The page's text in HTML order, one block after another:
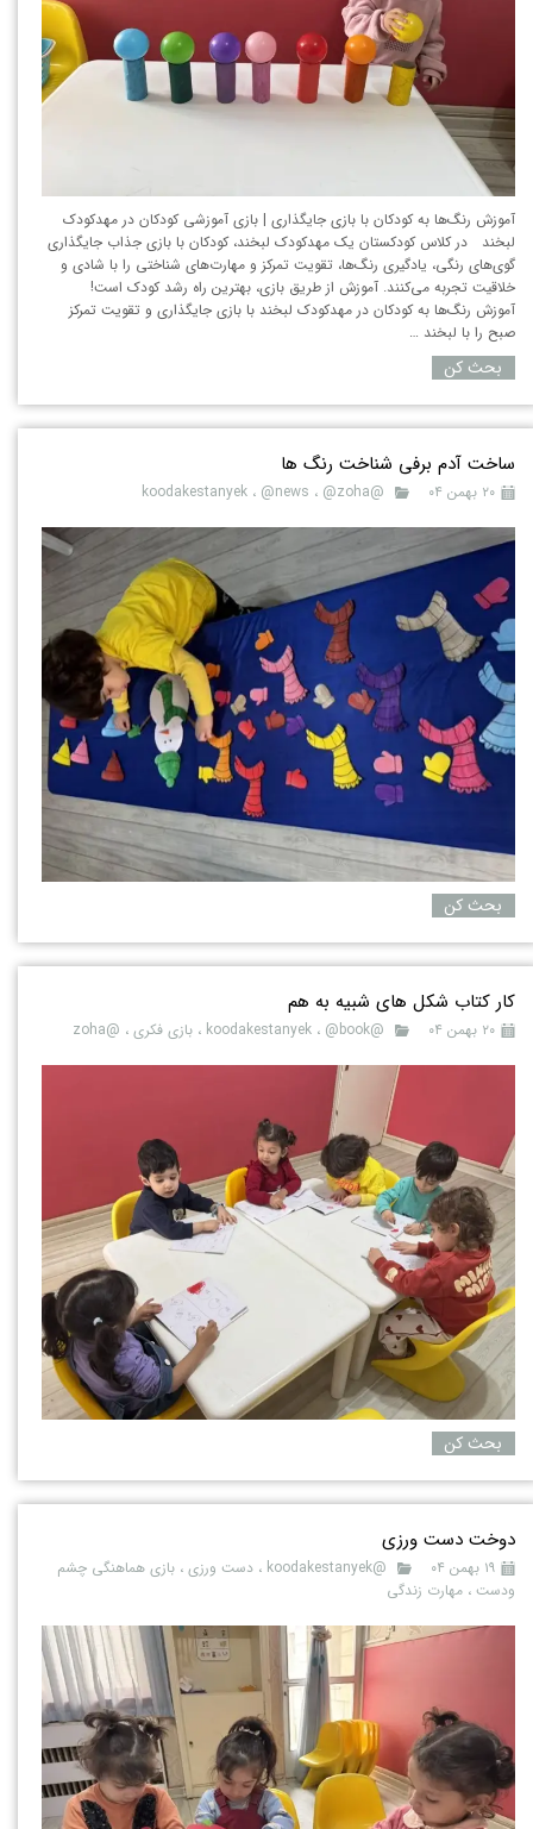
آموزش رنگ‌ها به کودکان با بازی جایگذاری | بازی آموزشی کودکان در مهدکودک
لبخند در کلاس کودکستان یک مهدکودک لبخند، کودکان با بازی جذاب جایگذاری
گوی‌های رنگی، یادگیری رنگ‌ها، تقویت تمرکز و مهارت‌های شناختی را با شادی و
خلاقیت تجربه می‌کنند. آموزش از طریق بازی، بهترین راه رشد کودک است!
آموزش رنگ‌ها به کودکان در مهدکودک لبخند با بازی جایگذاری و تقویت تمرکز
صبح را با لبخند …
بحث کن
ساخت آدم برفی شناخت رنگ ها
۲۰ بهمن ۰۴ @koodakestanyek ، @news ، @zoha
بحث کن
کار کتاب شکل های شبیه به هم
۲۰ بهمن ۰۴ @koodakestanyek ، @book ، بازی فکری ، @zoha
بحث کن
دوخت دست ورزی
۱۹ بهمن ۰۴ @koodakestanyek ، دست ورزی ، بازی هماهنگی چشم
ودست ، مهارت زندگی